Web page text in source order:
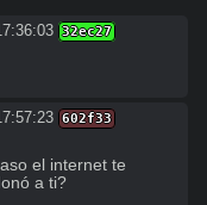
32ec27
602f33
el internet te
a ti?